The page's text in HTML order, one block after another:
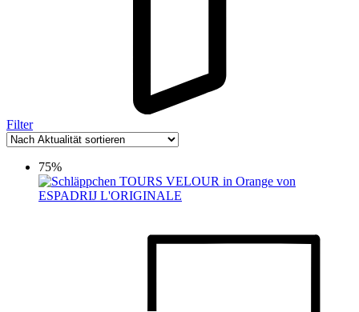
Filter
75%